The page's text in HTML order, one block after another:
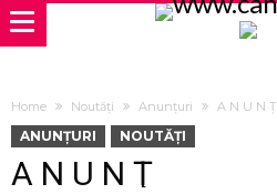
Home Noutăți Anunțuri A N U N Ţ
ANUNȚURI NOUTĂȚI
A N U N Ţ